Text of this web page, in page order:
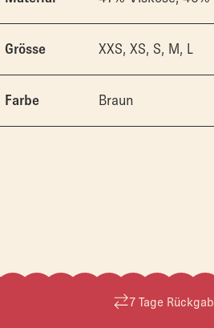
Grösse XXS, XS, S, M, L
Farbe Braun
7 Tage